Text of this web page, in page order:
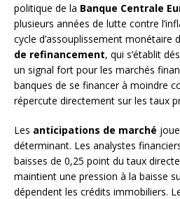
politique de la Banque Centrale
plusieurs années de lutte contre
cycle d’assouplissement monétaire
de refinancement, qui s’établit
un signal fort pour les marchés
banques de se financer à moindre
répercute directement sur les taux
Les anticipations de marché
déterminant. Les analystes
baisses de 0,25 point du taux
maintient une pression à la baisse
dépendent les crédits immobiliers.